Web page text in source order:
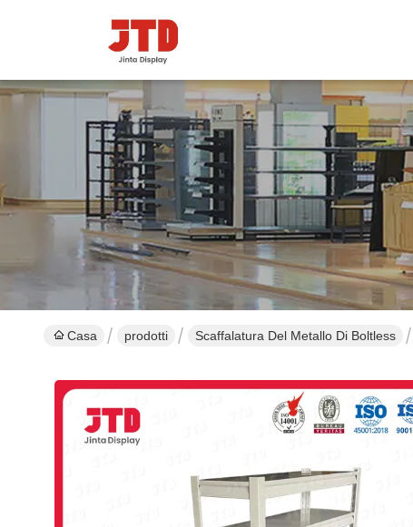
Casa prodotti Scaffalatura Del Metallo Di Boltless